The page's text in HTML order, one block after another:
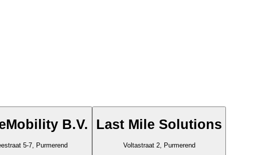
B.V.
5-7, Purmerend
Last Mile Solutions
Voltastraat 2, Purmerend